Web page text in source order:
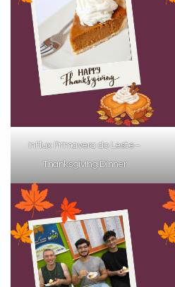
inFlux Primavera do Leste –
Thanksgiving Dinner